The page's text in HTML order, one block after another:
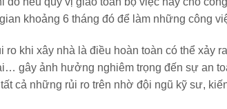
khoảng 6 tháng đó để làm những công
khi xây nhà là điều hoàn toàn có thể xảy
gây ảnh hưởng nghiêm trọng đến sự an
cả những rủi ro trên nhờ đội ngũ kỹ sư,